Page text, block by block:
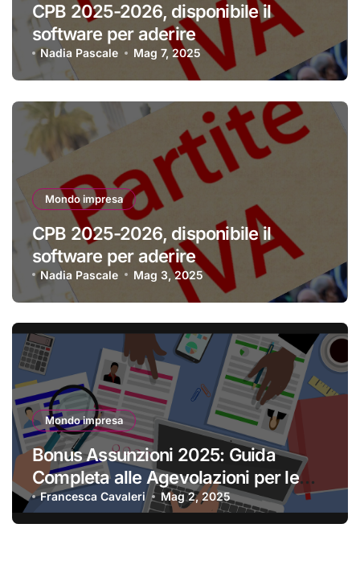
CPB 2025-2026, disponibile il
software per aderire
Nadia Pascale Mag 7, 2025
Mondo impresa
CPB 2025-2026, disponibile il
software per aderire
Nadia Pascale Mag 3, 2025
Mondo impresa
Bonus Assunzioni 2025: Guida
Completa alle Agevolazioni per le
Imprese
Francesca Cavaleri Mag 2, 2025